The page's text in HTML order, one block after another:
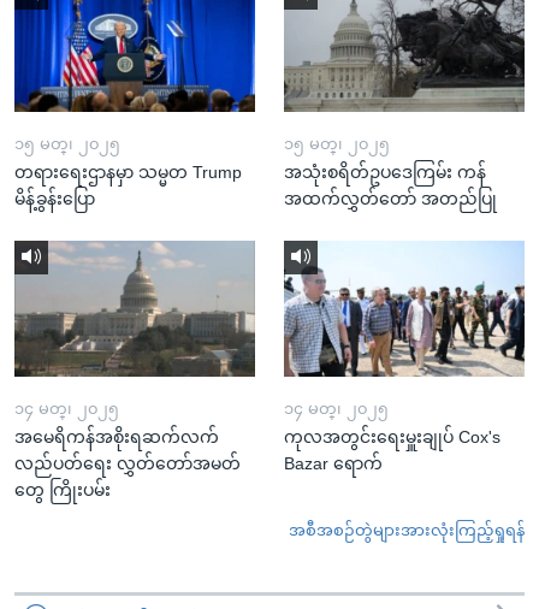
၁၅ မတ္၊ ၂၀၂၅
တရားရေးဌာနမှာ သမ္မတ Trump
မိန့်ခွန်းပြော
၁၅ မတ္၊ ၂၀၂၅
အသုံးစရိတ်ဥပဒေကြမ်း ကန်
အထက်လွှတ်တော် အတည်ပြု
၁၄ မတ္၊ ၂၀၂၅
အမေရိကန်အစိုးရဆက်လက်
လည်ပတ်ရေး လွှတ်တော်အမတ်
တွေ ကြိုးပမ်း
၁၄ မတ္၊ ၂၀၂၅
ကုလအတွင်းရေးမှူးချုပ် Cox's
Bazar ရောက်
အစီအစဉ်တွဲများအားလုံးကြည့်ရှုရန်